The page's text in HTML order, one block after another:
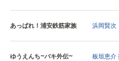
あっぱれ！浦安鉄筋家族 浜岡賢次
ゆうえんち~バキ外伝~ 板垣恵介